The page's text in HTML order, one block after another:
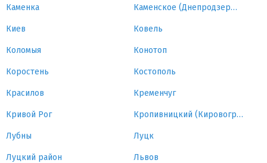
Каменка Каменское (Днепродзержинск)
Киев Ковель
Коломыя Конотоп
Коростень Костополь
Красилов Кременчуг
Кривой Рог Кропивницкий (Кировоград)
Лубны Луцк
Луцкий район Львов